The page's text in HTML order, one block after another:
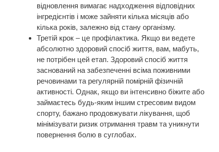
відновлення вимагає надходження відповідних
інгредієнтів і може зайняти кілька місяців або
кілька років, залежно від стану організму.
Третій крок – це профілактика. Якщо ви ведете
абсолютно здоровий спосіб життя, вам, мабуть,
не потрібен цей етап. Здоровий спосіб життя
заснований на забезпеченні всіма поживними
речовинами та регулярній помірній фізичній
активності. Однак, якщо ви інтенсивно біжите або
займаєтесь будь-яким іншим стресовим видом
спорту, бажано продовжувати лікування, щоб
мінімізувати ризик отримання травм та уникнути
повернення болю в суглобах.